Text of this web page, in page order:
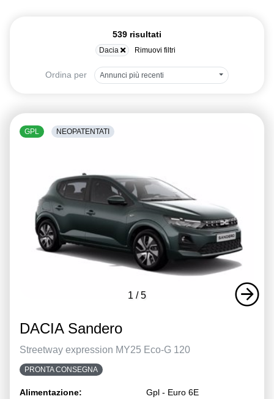
539 risultati
Dacia Rimuovi filtri
Ordina per Annunci più recenti
1 /5
GPL NEOPATENTATI
DACIA Sandero
Streetway expression MY25 Eco-G 120
PRONTA CONSEGNA
Alimentazione:
Gpl - Euro 6E